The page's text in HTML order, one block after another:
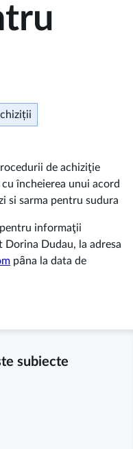
de achiziţie
încheierea unui acord
si sarma pentru sudura
informaţii
Dudau, la adresa
pȃna la data de
subiecte